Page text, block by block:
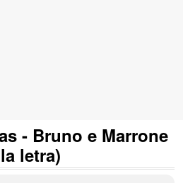
- Bruno e Marrone
letra)